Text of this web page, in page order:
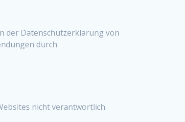
der Datenschutzerklärung von
durch
nicht verantwortlich.